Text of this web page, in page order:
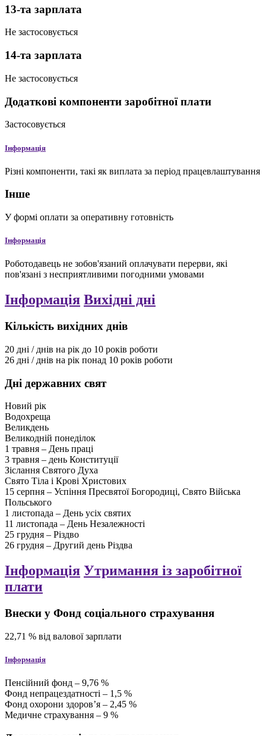
13-та зарплата
Не застосовується
14-та зарплата
Не застосовується
Додаткові компоненти заробітної плати
Застосовується
Інформація
Різні компоненти, такі як виплата за період працевлаштування
Інше
У формі оплати за оперативну готовність
Інформація
Роботодавець не зобов'язаний оплачувати перерви, які
пов'язані з несприятливими погодними умовами
Інформація Вихідні дні
Кількість вихідних днів
20 дні / днів на рік до 10 років роботи
26 дні / днів на рік понад 10 років роботи
Дні державних свят
Новий рік
Водохреща
Великдень
Великодній понеділок
1 травня – День праці
3 травня – день Конституції
Зіслання Святого Духа
Свято Тіла і Крові Христових
15 серпня – Успіння Пресвятої Богородиці, Свято Війська
Польського
1 листопада – День усіх святих
11 листопада – День Незалежності
25 грудня – Різдво
26 грудня – Другий день Різдва
Інформація Утримання із заробітної
плати
Внески у Фонд соціального страхування
22,71 % від валової зарплати
Інформація
Пенсійний фонд – 9,76 %
Фонд непрацездатності – 1,5 %
Фонд охорони здоровʼя – 2,45 %
Медичне страхування – 9 %